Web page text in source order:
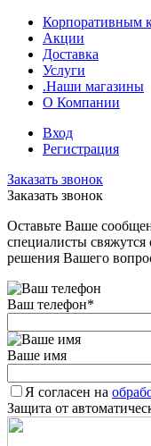
Корпоративным
Акции
Доставка
Услуги
.Наши магазины
О Компании
Вход
Регистрация
Заказать звонок
Заказать звонок
Оставьте Ваше
специалисты
решения Вашего
Ваш телефон*
Ваше имя
Я согласен на
Защита от